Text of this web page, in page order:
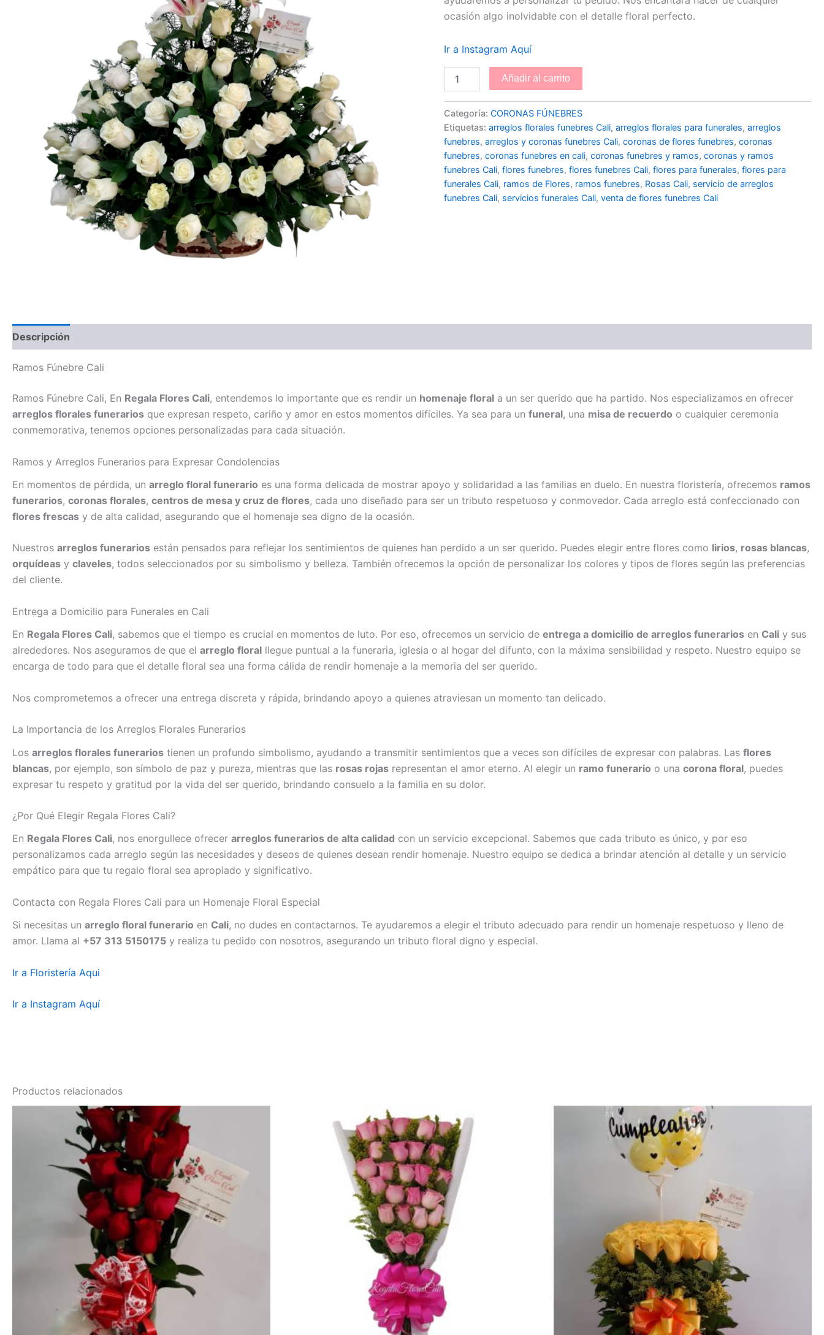
ocasión algo inolvidable con el detalle floral perfecto.
Ir a Instagram Aquí
Añadir al carrito
Categoría:CORONAS FÚNEBRES
Etiquetas:arreglos florales funebres Cali,arreglos florales para funerales,arreglos
funebres,arreglos y coronas funebres Cali,coronas de flores funebres,coronas
funebres,coronas funebres en cali,coronas funebres y ramos,coronas y ramos
funebres Cali,flores funebres,flores funebres Cali,flores para funerales,flores para
funerales Cali, ramos de Flores, ramos funebres, Rosas Cali, servicio de arreglos
funebres Cali, servicios funerales Cali,venta de flores funebres Cali
Descripción
Ramos Fúnebre Cali
Ramos Fúnebre Cali, En Regala Flores Cali, entendemos lo importante que es rendir un homenaje floral a un ser querido que ha partido. Nos especializamos en ofrecer
arreglos florales funerarios que expresan respeto, cariño y amor en estos momentos difíciles. Ya sea para un funeral, una misa de recuerdo o cualquier ceremonia
conmemorativa, tenemos opciones personalizadas para cada situación.
Ramos y Arreglos Funerarios para Expresar Condolencias
En momentos de pérdida, un arreglo floral funerario es una forma delicada de mostrar apoyo y solidaridad a las familias en duelo. En nuestra floristería, ofrecemos ramos
funerarios, coronas florales, centros de mesa y cruz de flores, cada uno diseñado para ser un tributo respetuoso y conmovedor. Cada arreglo está confeccionado con
flores frescas y de alta calidad, asegurando que el homenaje sea digno de la ocasión.
Nuestros arreglos funerarios están pensados para reflejar los sentimientos de quienes han perdido a un ser querido. Puedes elegir entre flores como lirios, rosas blancas,
orquídeas y claveles, todos seleccionados por su simbolismo y belleza. También ofrecemos la opción de personalizar los colores y tipos de flores según las preferencias
del cliente.
Entrega a Domicilio para Funerales en Cali
En Regala Flores Cali, sabemos que el tiempo es crucial en momentos de luto. Por eso, ofrecemos un servicio de entrega a domicilio de arreglos funerarios en Cali y sus
alrededores. Nos aseguramos de que el arreglo floral llegue puntual a la funeraria, iglesia o al hogar del difunto, con la máxima sensibilidad y respeto. Nuestro equipo se
encarga de todo para que el detalle floral sea una forma cálida de rendir homenaje a la memoria del ser querido.
Nos comprometemos a ofrecer una entrega discreta y rápida, brindando apoyo a quienes atraviesan un momento tan delicado.
La Importancia de los Arreglos Florales Funerarios
Los arreglos florales funerarios tienen un profundo simbolismo, ayudando a transmitir sentimientos que a veces son difíciles de expresar con palabras. Las flores
blancas, por ejemplo, son símbolo de paz y pureza, mientras que las rosas rojas representan el amor eterno. Al elegir un ramo funerario o una corona floral, puedes
expresar tu respeto y gratitud por la vida del ser querido, brindando consuelo a la familia en su dolor.
¿Por Qué Elegir Regala Flores Cali?
En Regala Flores Cali, nos enorgullece ofrecer arreglos funerarios de alta calidad con un servicio excepcional. Sabemos que cada tributo es único, y por eso
personalizamos cada arreglo según las necesidades y deseos de quienes desean rendir homenaje. Nuestro equipo se dedica a brindar atención al detalle y un servicio
empático para que tu regalo floral sea apropiado y significativo.
Contacta con Regala Flores Cali para un Homenaje Floral Especial
Si necesitas un arreglo floral funerario en Cali, no dudes en contactarnos. Te ayudaremos a elegir el tributo adecuado para rendir un homenaje respetuoso y lleno de
amor. Llama al +57 313 5150175 y realiza tu pedido con nosotros, asegurando un tributo floral digno y especial.
Ir a Floristería Aqui
Ir a Instagram Aquí
Productos relacionados